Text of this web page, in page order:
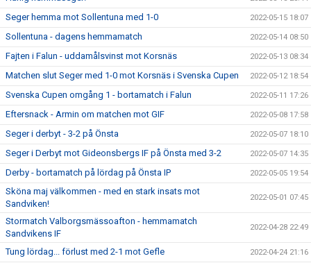
Seger hemma mot Sollentuna med 1-0 2022-05-15 18:07
Sollentuna - dagens hemmamatch 2022-05-14 08:50
Fajten i Falun - uddamålsvinst mot Korsnäs 2022-05-13 08:34
Matchen slut Seger med 1-0 mot Korsnäs i Svenska Cupen 2022-05-12 18:54
Svenska Cupen omgång 1 - bortamatch i Falun 2022-05-11 17:26
Eftersnack - Armin om matchen mot GIF 2022-05-08 17:58
Seger i derbyt - 3-2 på Önsta 2022-05-07 18:10
Seger i Derbyt mot Gideonsbergs IF på Önsta med 3-2 2022-05-07 14:35
Derby - bortamatch på lördag på Önsta IP 2022-05-05 19:54
Sköna maj välkommen - med en stark insats mot
Sandviken!
2022-05-01 07:45
Stormatch Valborgsmässoafton - hemmamatch
Sandvikens IF
2022-04-28 22:49
Tung lördag... förlust med 2-1 mot Gefle 2022-04-24 21:16